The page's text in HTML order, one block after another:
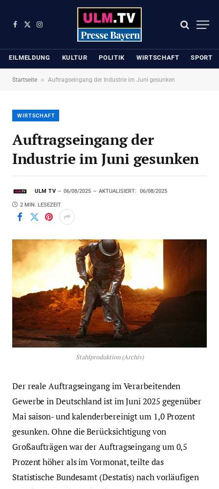
Facebook
X
Instagram
EILMELDUNG KULTUR POLITIK WIRTSCHAFT SPORT
Startseite » Auftragseingang der Industrie im Juni gesunken
WIRTSCHAFT
Auftragseingang der
Industrie im Juni gesunken
ULM TV 06/08/2025 AKTUALISIERT: 06/08/2025
2 MIN. LESEZEIT
Stahlproduktion (Archiv)
Der reale Auftragseingang im Verarbeitenden
Gewerbe in Deutschland ist im Juni 2025 gegenüber
Mai saison- und kalenderbereinigt um 1,0 Prozent
gesunken. Ohne die Berücksichtigung von
Großaufträgen war der Auftragseingang um 0,5
Prozent höher als im Vormonat, teilte das
Statistische Bundesamt (Destatis) nach vorläufigen